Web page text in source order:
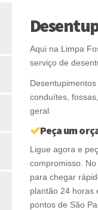
Aqui na Limpa
serviço de
conduítes,
geral.
Peça um
Ligue agora e
compromisso.
para chegar
plantão 24 horas
pontos de São